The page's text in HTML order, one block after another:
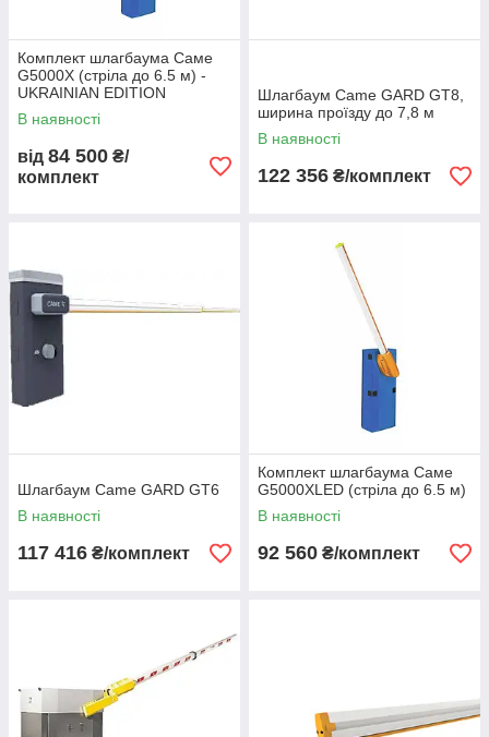
Комплект шлагбаума Саме
G5000Х (стріла до 6.5 м) -
UKRAINIAN EDITION
В наявності
від 84 500 ₴/
комплект
Шлагбаум Came GARD GT8,
ширина проїзду до 7,8 м
В наявності
122 356 ₴/комплект
Шлагбаум Сame GARD GT6
В наявності
117 416 ₴/комплект
Комплект шлагбаума Саме
G5000XLED (стріла до 6.5 м)
В наявності
92 560 ₴/комплект